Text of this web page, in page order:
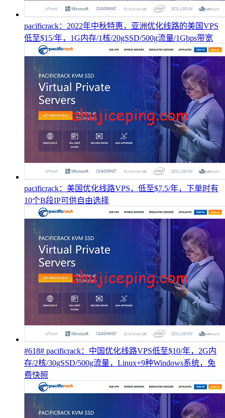
pacificrack：2022年中秋特惠，亚洲优化线路的美国VPS
低至$15/年，1G内存/1核/20gSSD/500g流量/1Gbps带宽
pacificrack：美国优化线路VPS，低至$7.5/年，下单时有
10个B段IP可供自由选择
#618# pacificrack：中国优化线路VPS低至$10/年，2G内
存/2核/30gSSD/500g流量，Linux+9种Windows系统，免
费快照